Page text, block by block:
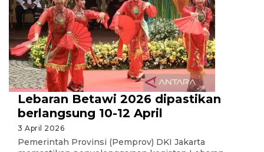
Lebaran Betawi 2026 dipastikan
berlangsung 10-12 April
3 April 2026
Pemerintah Provinsi (Pemprov) DKI Jakarta